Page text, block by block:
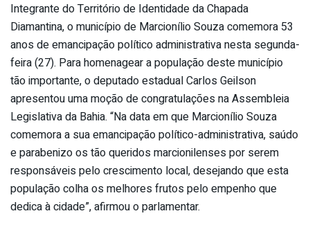
Integrante do Território de Identidade da Chapada
Diamantina, o município de Marcionílio Souza comemora 53
anos de emancipação político administrativa nesta segunda-
feira (27). Para homenagear a população deste município
tão importante, o deputado estadual Carlos Geilson
apresentou uma moção de congratulações na Assembleia
Legislativa da Bahia. “Na data em que Marcionílio Souza
comemora a sua emancipação político-administrativa, saúdo
e parabenizo os tão queridos marcionilenses por serem
responsáveis pelo crescimento local, desejando que esta
população colha os melhores frutos pelo empenho que
dedica à cidade”, afirmou o parlamentar.